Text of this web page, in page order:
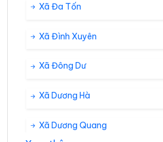
Xã Đa Tốn
Xã Đình Xuyên
Xã Đông Dư
Xã Dương Hà
Xã Dương Quang